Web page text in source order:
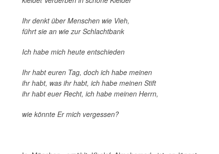
Ihr denkt über Menschen wie Vieh,
führt sie an wie zur Schlachtbank
Ich habe mich heute entschieden
Ihr habt euren Tag, doch ich habe meinen
ihr habt, was ihr habt, ich habe meinen Stift
ihr habt euer Recht, ich habe meinen Herrn,
wie könnte Er mich vergessen?